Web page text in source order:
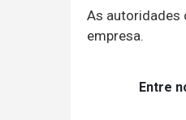
As autoridades
empresa.
Entre